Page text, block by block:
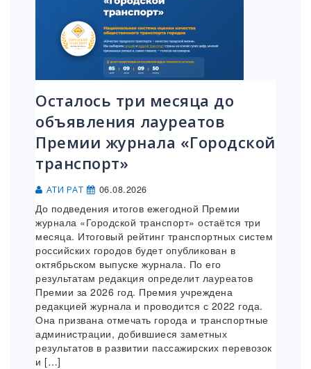
Осталось три месяца до
объявления лауреатов
Премии журнала «Городской
транспорт»
АТИ РАТ 06.08.2026
До подведения итогов ежегодной Премии
журнала «Городской транспорт» остаётся три
месяца. Итоговый рейтинг транспортных систем
российских городов будет опубликован в
октябрьском выпуске журнала. По его
результатам редакция определит лауреатов
Премии за 2026 год. Премия учреждена
редакцией журнала и проводится с 2022 года.
Она призвана отмечать города и транспортные
администрации, добившиеся заметных
результатов в развитии пассажирских перевозок
и […]